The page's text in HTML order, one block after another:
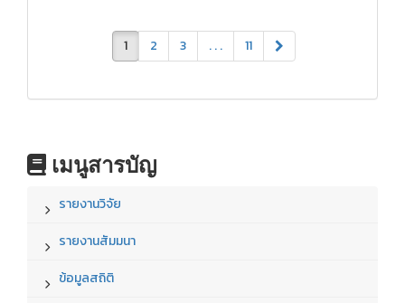
1 2 3 . . . 11
เมนูสารบัญ
รายงานวิจัย
รายงานสัมมนา
ข้อมูลสถิติ